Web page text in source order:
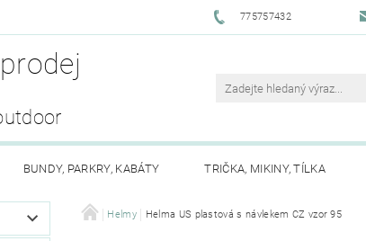
775757432
BUNDY, PARKRY, KABÁTY TRIČKA, MIKINY, TÍLKA
ODĚVY DO DEŠTĚ ČEPICE, ŠÁTKY, KŠILTOVKY, KUKLY
Helmy Helma US plastová s návlekem CZ vzor 95